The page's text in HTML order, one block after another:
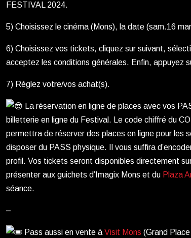
FESTIVAL 2024.
5) Choisissez le cinéma (Mons), la date (sam.16
6) Choisissez vos tickets, cliquez sur suivant,
acceptez les conditions générales. Enfin, appuyez
7) Réglez votre/vos achat(s).
La réservation en ligne de places avec vos
billetterie en ligne du Festival. Le code chiffré du
permettra de réserver des places en ligne pour les
disposer du PASS physique. Il vous suffira
profil. Vos tickets seront disponibles directement
présenter aux guichets d’Imagix Mons et du Plaza
séance.
–
Pass aussi en vente à Visit Mons (Grand